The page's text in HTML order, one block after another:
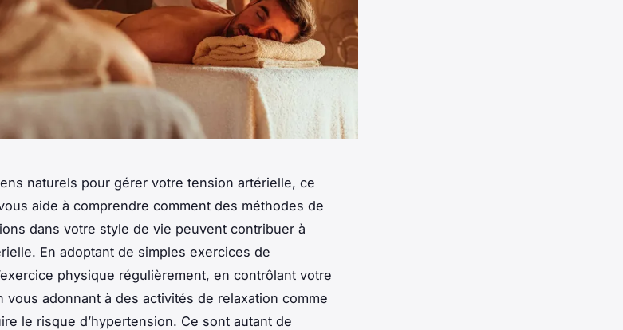
naturels pour gérer votre tension artérielle, ce
aide à comprendre comment des méthodes de
dans votre style de vie peuvent contribuer à
En adoptant de simples exercices de
physique régulièrement, en contrôlant votre
vous adonnant à des activités de relaxation comme
le risque d’hypertension. Ce sont autant de